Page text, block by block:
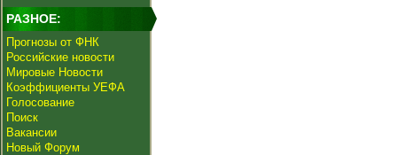
РАЗНОЕ:
Прогнозы от ФНК
Российские новости
Мировые Новости
Коэффициенты УЕФА
Голосование
Поиск
Вакансии
Новый Форум